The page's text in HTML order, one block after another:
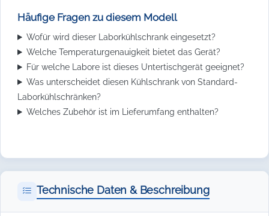
Häufige Fragen zu diesem Modell
Wofür wird dieser Laborkühlschrank eingesetzt?
Welche Temperaturgenauigkeit bietet das Gerät?
Für welche Labore ist dieses Untertischgerät geeignet?
Was unterscheidet diesen Kühlschrank von Standard-
Laborkühlschränken?
Welches Zubehör ist im Lieferumfang enthalten?
Technische Daten & Beschreibung